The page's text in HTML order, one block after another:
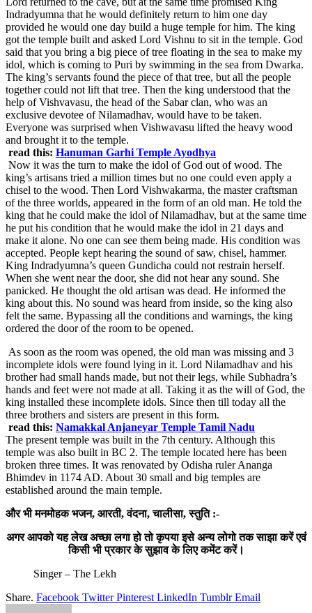
Indradyumna that he would definitely return to him one day
provided he would one day build a huge temple for him. The king
got the temple built and asked Lord Vishnu to sit in the temple. God
said that you bring a big piece of tree floating in the sea to make my
idol, which is coming to Puri by swimming in the sea from Dwarka.
The king’s servants found the piece of that tree, but all the people
together could not lift that tree. Then the king understood that the
help of Vishvavasu, the head of the Sabar clan, who was an
exclusive devotee of Nilamadhav, would have to be taken.
Everyone was surprised when Vishwavasu lifted the heavy wood
and brought it to the temple.
read this: Hanuman Garhi Temple Ayodhya
Now it was the turn to make the idol of God out of wood. The
king’s artisans tried a million times but no one could even apply a
chisel to the wood. Then Lord Vishwakarma, the master craftsman
of the three worlds, appeared in the form of an old man. He told the
king that he could make the idol of Nilamadhav, but at the same time
he put his condition that he would make the idol in 21 days and
make it alone. No one can see them being made. His condition was
accepted. People kept hearing the sound of saw, chisel, hammer.
King Indradyumna’s queen Gundicha could not restrain herself.
When she went near the door, she did not hear any sound. She
panicked. He thought the old artisan was dead. He informed the
king about this. No sound was heard from inside, so the king also
felt the same. Bypassing all the conditions and warnings, the king
ordered the door of the room to be opened.
As soon as the room was opened, the old man was missing and 3
incomplete idols were found lying in it. Lord Nilamadhav and his
brother had small hands made, but not their legs, while Subhadra’s
hands and feet were not made at all. Taking it as the will of God, the
king installed these incomplete idols. Since then till today all the
three brothers and sisters are present in this form.
read this: Namakkal Anjaneyar Temple Tamil Nadu
The present temple was built in the 7th century. Although this
temple was also built in BC 2. The temple located here has been
broken three times. It was renovated by Odisha ruler Ananga
Bhimdev in 1174 AD. About 30 small and big temples are
established around the main temple.
और भी मनमोहक भजन, आरती, वंदना, चालीसा, स्तुति :-
अगर आपको यह लेख अच्छा लगा हो तो कृपया इसे अन्य लोगो तक साझा करें एवं
किसी भी प्रकार के सुझाव के लिए कमेंट करें।
Singer – The Lekh
Share. Facebook Twitter Pinterest LinkedIn Tumblr Email